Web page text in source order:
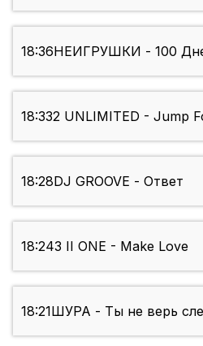
18:36НЕИГРУШКИ - 100
18:332 UNLIMITED - Jump
18:28DJ GROOVE - Ответ
18:243 II ONE - Make Love
18:21ШУРА - Ты не верь